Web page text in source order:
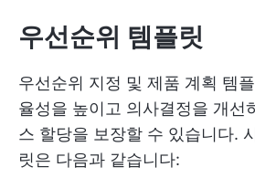
우선순위 템플릿
우선순위 지정 및 제품 계획 템
율성을 높이고 의사결정을 개선
스 할당을 보장할 수 있습니다.
릿은 다음과 같습니다: